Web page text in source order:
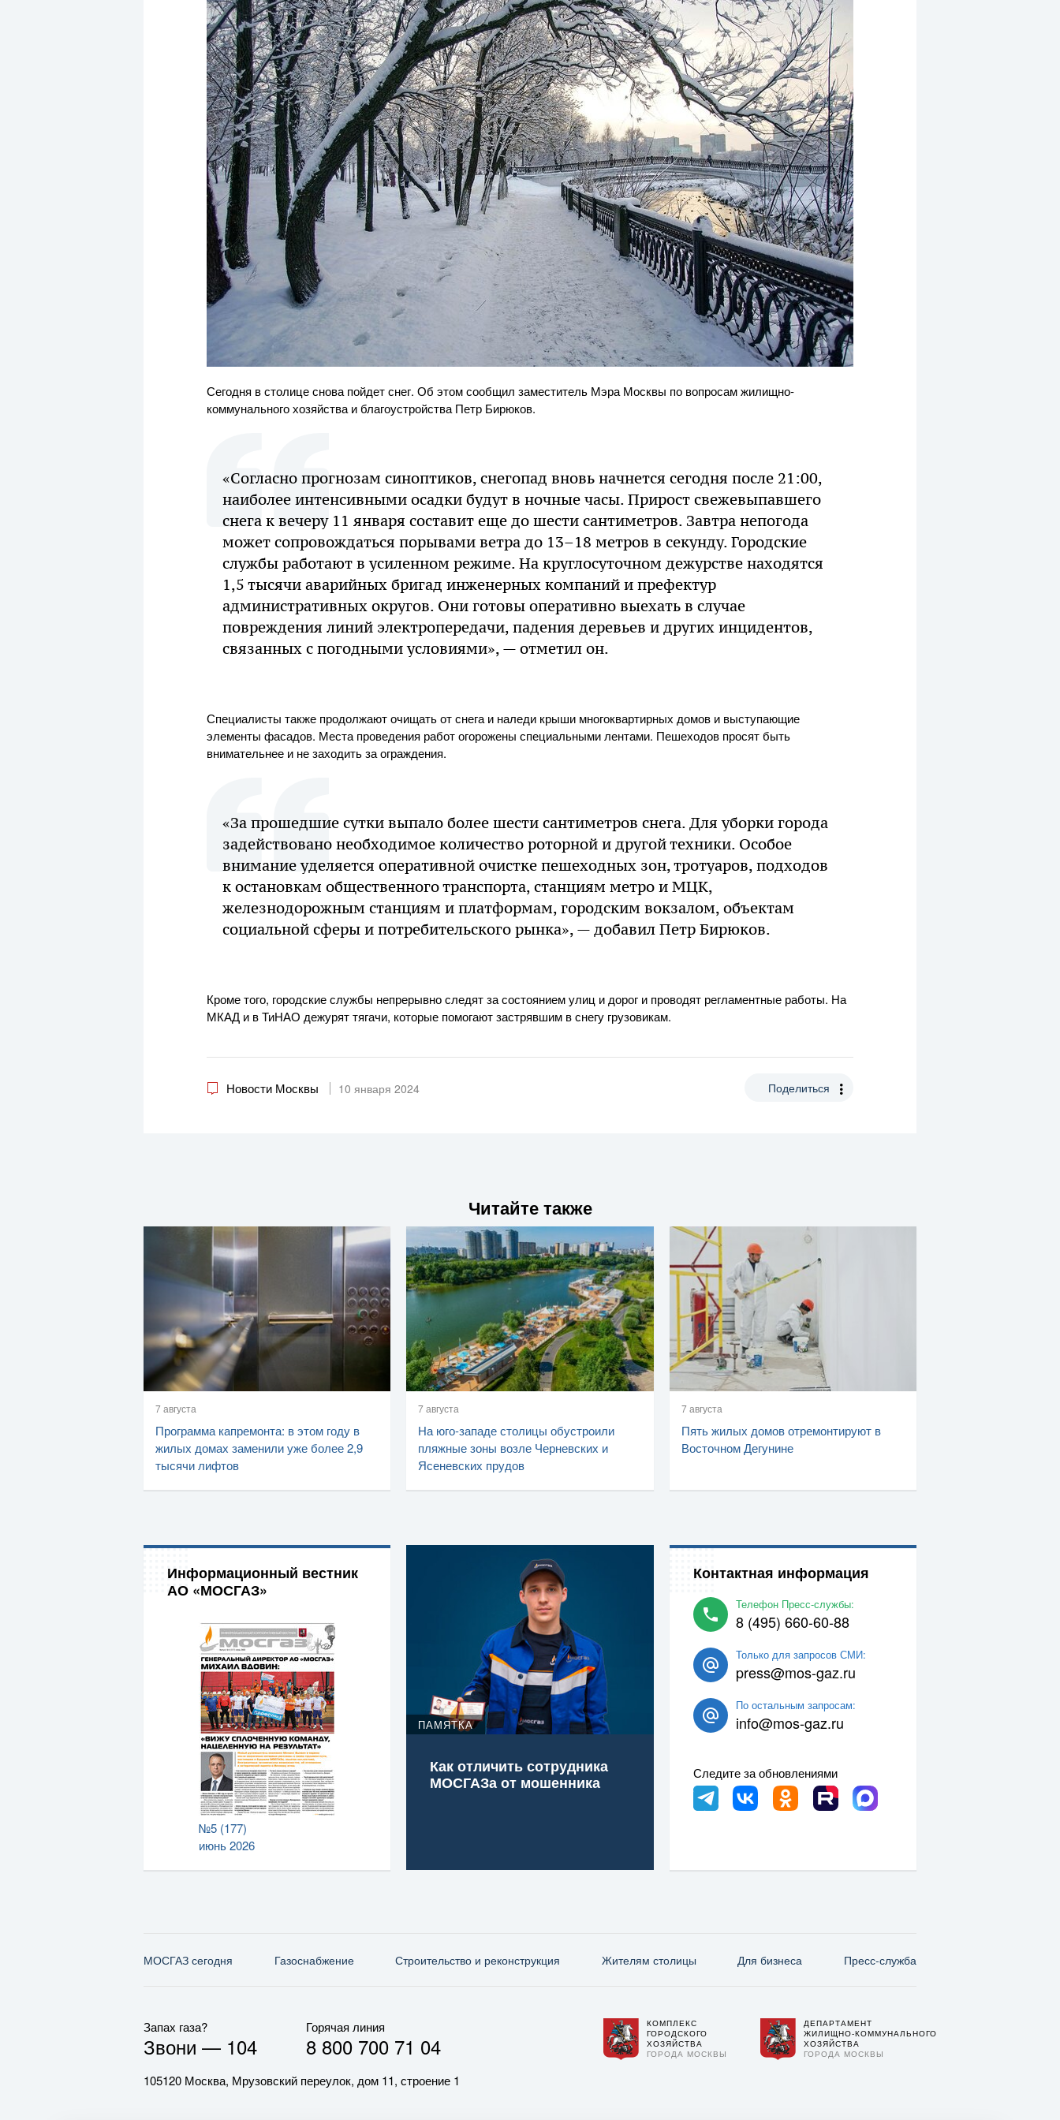
Сегодня в столице снова пойдет снег. Об этом сообщил заместитель Мэра Москвы по вопросам жилищно-
коммунального хозяйства и благоустройства Петр Бирюков.
«Согласно прогнозам синоптиков, снегопад вновь начнется сегодня после 21:00,
наиболее интенсивными осадки будут в ночные часы. Прирост свежевыпавшего
снега к вечеру 11 января составит еще до шести сантиметров. Завтра непогода
может сопровождаться порывами ветра до 13–18 метров в секунду. Городские
службы работают в усиленном режиме. На круглосуточном дежурстве находятся
1,5 тысячи аварийных бригад инженерных компаний и префектур
административных округов. Они готовы оперативно выехать в случае
повреждения линий электропередачи, падения деревьев и других инцидентов,
связанных с погодными условиями», — отметил он.
Специалисты также продолжают очищать от снега и наледи крыши многоквартирных домов и выступающие
элементы фасадов. Места проведения работ огорожены специальными лентами. Пешеходов просят быть
внимательнее и не заходить за ограждения.
«За прошедшие сутки выпало более шести сантиметров снега. Для уборки города
задействовано необходимое количество роторной и другой техники. Особое
внимание уделяется оперативной очистке пешеходных зон, тротуаров, подходов
к остановкам общественного транспорта, станциям метро и МЦК,
железнодорожным станциям и платформам, городским вокзалом, объектам
социальной сферы и потребительского рынка», — добавил Петр Бирюков.
Кроме того, городские службы непрерывно следят за состоянием улиц и дорог и проводят регламентные работы. На
МКАД и в ТиНАО дежурят тягачи, которые помогают застрявшим в снегу грузовикам.
Новости Москвы 10 января 2024 Поделиться
Читайте также
7 августа
Программа капремонта: в этом году в
жилых домах заменили уже более 2,9
тысячи лифтов
7 августа
На юго-западе столицы обустроили
пляжные зоны возле Черневских и
Ясеневских прудов
7 августа
Пять жилых домов отремонтируют в
Восточном Дегунине
Информационный вестник
АО «МОСГАЗ»
№5 (177)
июнь 2026
ПАМЯТКА
Как отличить сотрудника
МОСГАЗа от мошенника
Контактная информация
Телефон Пресс-службы:
8 (495) 660-60-88
Только для запросов СМИ:
press@mos-gaz.ru
По остальным запросам:
info@mos-gaz.ru
Следите за обновлениями
МОСГАЗ сегодня Газо­снабжение Строительство и реконструкция Жителям столицы Для бизнеса Пресс-служба
Запах газа?
Звони — 104
Горячая линия
8 800 700 71 04
105120 Москва, Мрузовский переулок, дом 11, строение 1
КОМПЛЕКС
ГОРОДСКОГО
ХОЗЯЙСТВА
ГОРОДА МОСКВЫ
ДЕПАРТАМЕНТ
ЖИЛИЩНО-КОММУНАЛЬНОГО
ХОЗЯЙСТВА
ГОРОДА МОСКВЫ